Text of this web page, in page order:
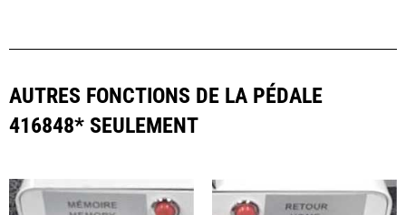
AUTRES FONCTIONS DE LA PÉDALE
416848* SEULEMENT